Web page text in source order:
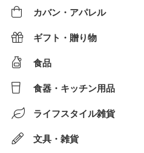
カバン・アパレル
ギフト・贈り物
食品
食器・キッチン用品
ライフスタイル雑貨
文具・雑貨